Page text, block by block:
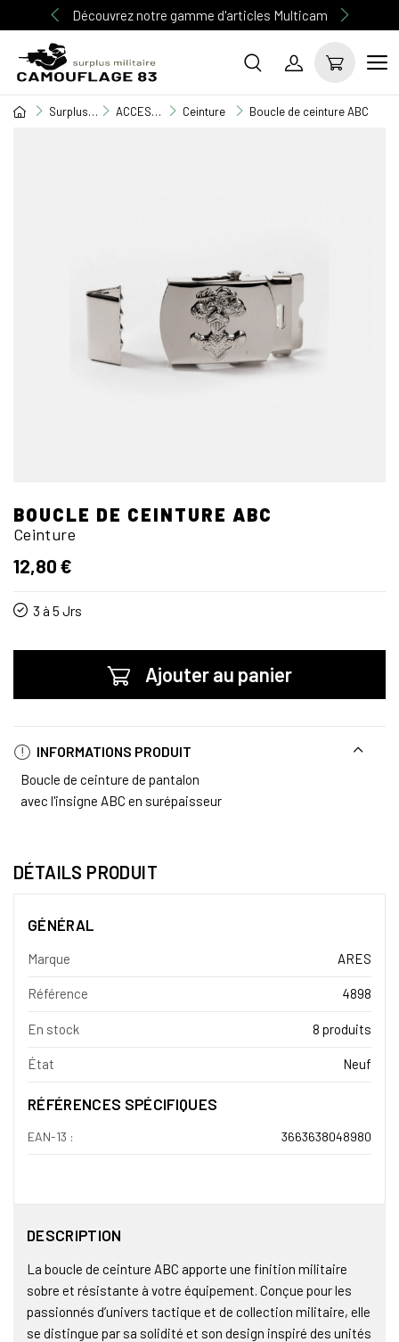
Découvrez notre gamme d'articles Multicam
Surplus Militaire ACCESSOIRE MILITAIRE Ceinture Boucle de ceinture ABC
BOUCLE DE CEINTURE ABC
Ceinture
12,80 €
3 à 5 Jrs
Ajouter au panier
INFORMATIONS PRODUIT
Boucle de ceinture de pantalon
avec l'insigne ABC en surépaisseur
DÉTAILS PRODUIT
GÉNÉRAL
Marque ARES
Référence 4898
En stock 8 produits
État Neuf
RÉFÉRENCES SPÉCIFIQUES
EAN-13 : 3663638048980
DESCRIPTION
La boucle de ceinture ABC apporte une finition militaire
sobre et résistante à votre équipement. Conçue pour les
passionnés d’univers tactique et de collection militaire, elle
se distingue par sa solidité et son design inspiré des unités